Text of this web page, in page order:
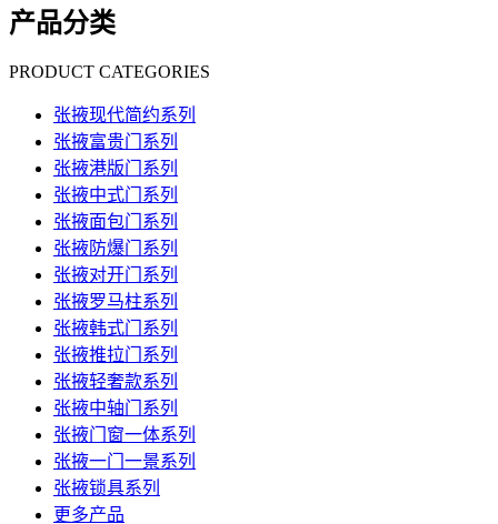
产品分类
PRODUCT CATEGORIES
张掖现代简约系列
张掖富贵门系列
张掖港版门系列
张掖中式门系列
张掖面包门系列
张掖防爆门系列
张掖对开门系列
张掖罗马柱系列
张掖韩式门系列
张掖推拉门系列
张掖轻奢款系列
张掖中轴门系列
张掖门窗一体系列
张掖一门一景系列
张掖锁具系列
更多产品